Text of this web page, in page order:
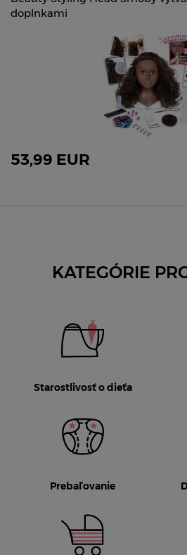
doplnkami
53,99 EUR
KATEGÓRIE
Starostlivosť o dieťa
Prebaľovanie